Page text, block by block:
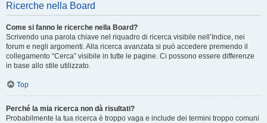
Ricerche nella Board
Come si fanno le ricerche nella Board?
Scrivendo una parola chiave nel riquadro di ricerca visibile nell’Indice, nei
forum e negli argomenti. Alla ricerca avanzata si può accedere premendo il
collegamento “Cerca” visibile in tutte le pagine. Ci possono essere differenze
in base allo stile utilizzato.
Top
Perché la mia ricerca non dà risultati?
Probabilmente la tua ricerca è troppo vaga e include dei termini troppo comuni